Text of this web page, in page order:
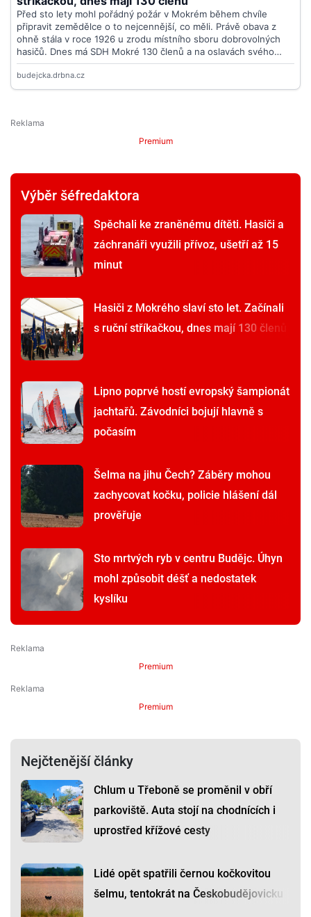
Premium
Výběr šéfredaktora
Spěchali ke zraněnému dítěti. Hasiči a
záchranáři využili přívoz, ušetří až 15
minut
Hasiči z Mokrého slaví sto let. Začínali
s ruční stříkačkou, dnes mají 130 členů
Lipno poprvé hostí evropský šampionát
jachtařů. Závodníci bojují hlavně s
počasím
Šelma na jihu Čech? Záběry mohou
zachycovat kočku, policie hlášení dál
prověřuje
Sto mrtvých ryb v centru Budějc. Úhyn
mohl způsobit déšť a nedostatek
kyslíku
Premium
Premium
Nejčtenější články
Chlum u Třeboně se proměnil v obří
parkoviště. Auta stojí na chodnících i
uprostřed křížové cesty
Lidé opět spatřili černou kočkovitou
šelmu, tentokrát na Českobudějovicku